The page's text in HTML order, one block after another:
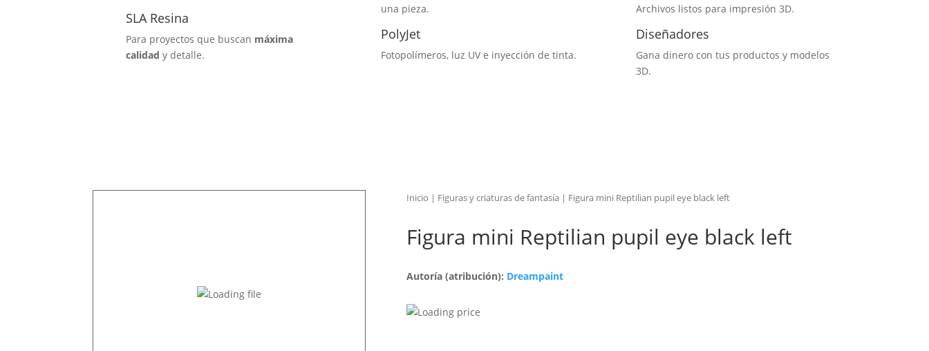
SLA Resina
Para proyectos que buscan máxima
calidad y detalle.
una pieza.
PolyJet
Fotopolímeros, luz UV e inyección de tinta.
Archivos listos para impresión 3D.
Diseñadores
Gana dinero con tus productos y modelos
3D.
Inicio | Figuras y criaturas de fantasía | Figura mini Reptilian pupil eye black left
Figura mini Reptilian pupil eye black left
Autoría (atribución): Dreampaint